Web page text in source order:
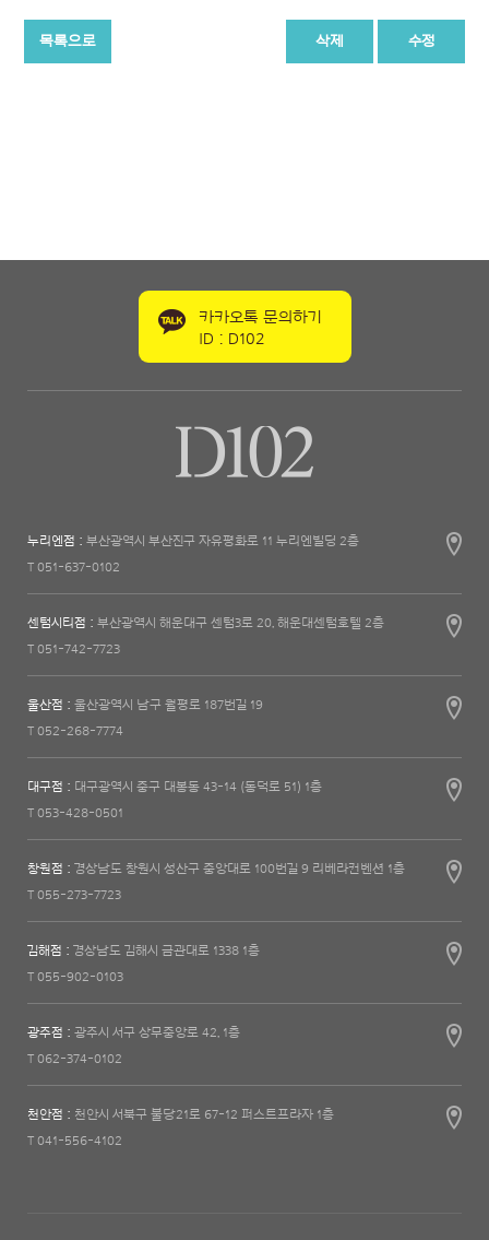
목록으로 삭제 수정
카카오톡 문의하기
ID : D102
누리엔점 : 부산광역시 부산진구 자유평화로 11 누리엔빌딩 2층
T 051-637-0102
센텀시티점 : 부산광역시 해운대구 센텀3로 20, 해운대센텀호텔 2층
T 051-742-7723
울산점 : 울산광역시 남구 월평로 187번길 19
T 052-268-7774
대구점 : 대구광역시 중구 대봉동 43-14 (동덕로 51) 1층
T 053-428-0501
창원점 : 경상남도 창원시 성산구 중앙대로 100번길 9 리베라컨벤션 1층
T 055-273-7723
김해점 : 경상남도 김해시 금관대로 1338 1층
T 055-902-0103
광주점 : 광주시 서구 상무중앙로 42, 1층
T 062-374-0102
천안점 : 천안시 서북구 불당21로 67-12 퍼스트프라자 1층
T 041-556-4102